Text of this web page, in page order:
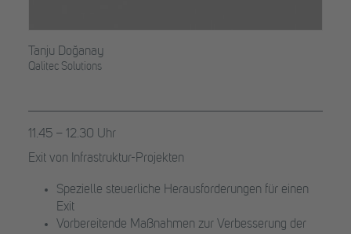
Tanju Doğanay
Qalitec Solutions
11.45 – 12.30 Uhr
Exit von Infrastruktur-Projekten
Spezielle steuerliche Herausforderungen für einen
Exit
Vorbereitende Maßnahmen zur Verbesserung der